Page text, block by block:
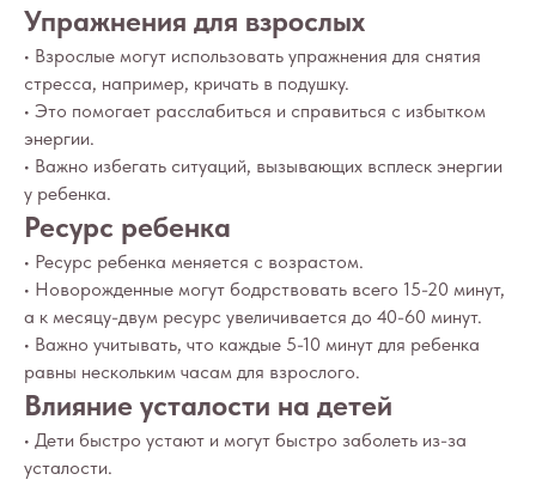
Упражнения для взрослых
• Взрослые могут использовать упражнения для снятия
стресса, например, кричать в подушку.
• Это помогает расслабиться и справиться с избытком
энергии.
• Важно избегать ситуаций, вызывающих всплеск энергии
у ребенка.
Ресурс ребенка
• Ресурс ребенка меняется с возрастом.
• Новорожденные могут бодрствовать всего 15-20 минут,
а к месяцу-двум ресурс увеличивается до 40-60 минут.
• Важно учитывать, что каждые 5-10 минут для ребенка
равны нескольким часам для взрослого.
Влияние усталости на детей
• Дети быстро устают и могут быстро заболеть из-за
усталости.